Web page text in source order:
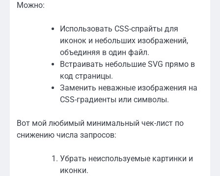
Можно:
Использовать CSS-спрайты для
иконок и небольших изображений,
объединяя в один файл.
Встраивать небольшие SVG прямо в
код страницы.
Заменить неважные изображения на
CSS-градиенты или символы.
Вот мой любимый минимальный чек-лист по
снижению числа запросов:
Убрать неиспользуемые картинки и
иконки.